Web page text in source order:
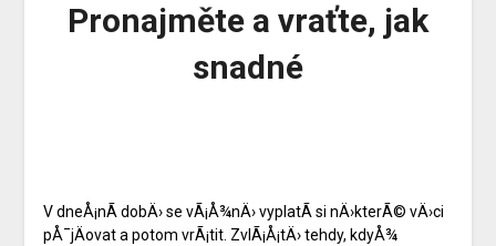
Pronajměte a vraťte, jak
snadné
V dneÅ¡nÃ­ dobÄ› se vÃ¡Å¾nÄ› vyplatÃ­ si nÄ›kterÃ© vÄ›ci
pÅ¯jÄovat a potom vrÃ¡tit. ZvlÃ¡Å¡tÄ› tehdy, kdyÅ¾